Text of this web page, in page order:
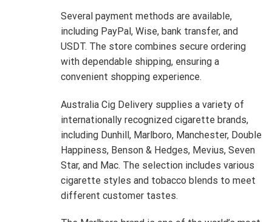
Several payment methods are available,
including PayPal, Wise, bank transfer, and
USDT. The store combines secure ordering
with dependable shipping, ensuring a
convenient shopping experience.
Australia Cig Delivery supplies a variety of
internationally recognized cigarette brands,
including Dunhill, Marlboro, Manchester, Double
Happiness, Benson & Hedges, Mevius, Seven
Star, and Mac. The selection includes various
cigarette styles and tobacco blends to meet
different customer tastes.